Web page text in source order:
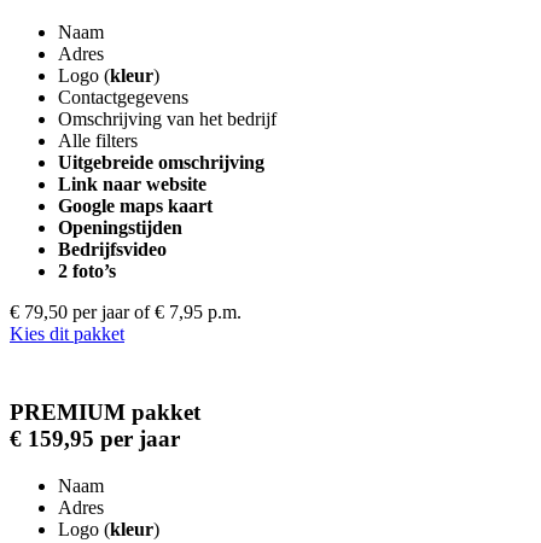
Naam
Adres
Logo (kleur)
Contactgegevens
Omschrijving van het bedrijf
Alle filters
Uitgebreide omschrijving
Link naar website
Google maps kaart
Openingstijden
Bedrijfsvideo
2 foto’s
€ 79,50 per jaar of € 7,95 p.m.
Kies dit pakket
PREMIUM pakket
€ 159,95 per jaar
Naam
Adres
Logo (kleur)